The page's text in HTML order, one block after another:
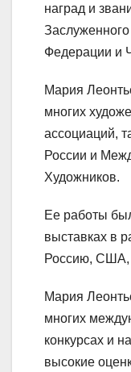
наград и
Федерации и
Мария
многих
ассоциаций,
России и
Художников.
Ее работы
выставках в
Россию, США,
Мария
многих
конкурсах и
высокие